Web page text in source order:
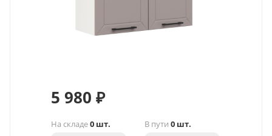
5 980 ₽
На складе0 шт. В пути 0 шт.